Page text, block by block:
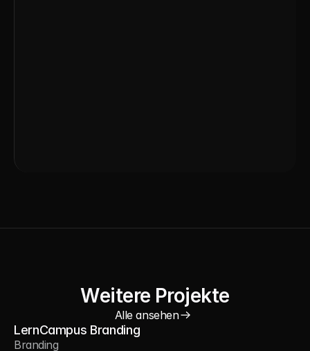
Weitere Projekte
Alle ansehen
LernCampus Branding
Branding